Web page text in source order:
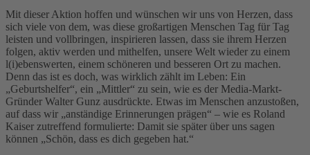
Mit dieser Aktion hoffen und wünschen wir uns von Herzen, dass
sich viele von dem, was diese großartigen Menschen Tag für Tag
leisten und vollbringen, inspirieren lassen, dass sie ihrem Herzen
folgen, aktiv werden und mithelfen, unsere Welt wieder zu einem
l(i)ebenswerten, einem schöneren und besseren Ort zu machen.
Denn das ist es doch, was wirklich zählt im Leben: Ein
„Geburtshelfer“, ein „Mittler“ zu sein, wie es der Media-Markt-
Gründer Walter Gunz ausdrückte. Etwas im Menschen anzustoßen,
auf dass wir „anständige Erinnerungen prägen“ – wie es Roland
Kaiser zutreffend formulierte: Damit sie später über uns sagen
können „Schön, dass es dich gegeben hat.“